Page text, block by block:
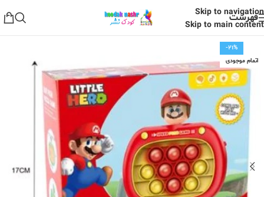
Skip to navigation
Skip to main content
فهرست
-21%
اتمام موجودی